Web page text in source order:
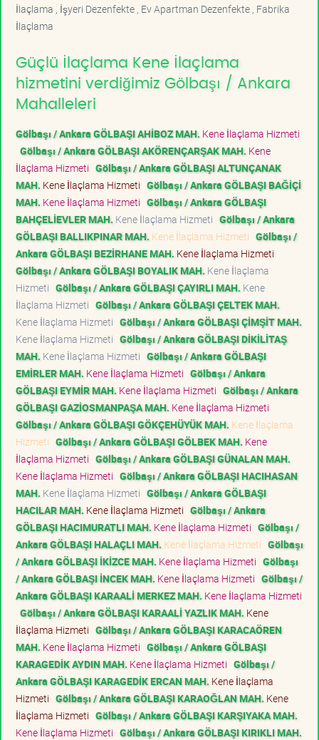
İlaçlama , İşyeri Dezenfekte , Ev Apartman Dezenfekte , Fabrika
İlaçlama
Güçlü İlaçlama Kene İlaçlama
hizmetini verdiğimiz Gölbaşı / Ankara
Mahalleleri
Gölbaşı / Ankara GÖLBAŞI AHİBOZ MAH. Kene İlaçlama Hizmeti
Gölbaşı / Ankara GÖLBAŞI AKÖRENÇARŞAK MAH. Kene
İlaçlama Hizmeti Gölbaşı / Ankara GÖLBAŞI ALTUNÇANAK
MAH. Kene İlaçlama Hizmeti Gölbaşı / Ankara GÖLBAŞI BAĞİÇİ
MAH. Kene İlaçlama Hizmeti Gölbaşı / Ankara GÖLBAŞI
BAHÇELİEVLER MAH. Kene İlaçlama Hizmeti Gölbaşı / Ankara
GÖLBAŞI BALLIKPINAR MAH. Kene İlaçlama Hizmeti Gölbaşı /
Ankara GÖLBAŞI BEZİRHANE MAH. Kene İlaçlama Hizmeti
Gölbaşı / Ankara GÖLBAŞI BOYALIK MAH. Kene İlaçlama
Hizmeti Gölbaşı / Ankara GÖLBAŞI ÇAYIRLI MAH. Kene
İlaçlama Hizmeti Gölbaşı / Ankara GÖLBAŞI ÇELTEK MAH.
Kene İlaçlama Hizmeti Gölbaşı / Ankara GÖLBAŞI ÇİMŞİT MAH.
Kene İlaçlama Hizmeti Gölbaşı / Ankara GÖLBAŞI DİKİLİTAŞ
MAH. Kene İlaçlama Hizmeti Gölbaşı / Ankara GÖLBAŞI
EMİRLER MAH. Kene İlaçlama Hizmeti Gölbaşı / Ankara
GÖLBAŞI EYMİR MAH. Kene İlaçlama Hizmeti Gölbaşı / Ankara
GÖLBAŞI GAZİOSMANPAŞA MAH. Kene İlaçlama Hizmeti
Gölbaşı / Ankara GÖLBAŞI GÖKÇEHÜYÜK MAH. Kene İlaçlama
Hizmeti Gölbaşı / Ankara GÖLBAŞI GÖLBEK MAH. Kene
İlaçlama Hizmeti Gölbaşı / Ankara GÖLBAŞI GÜNALAN MAH.
Kene İlaçlama Hizmeti Gölbaşı / Ankara GÖLBAŞI HACIHASAN
MAH. Kene İlaçlama Hizmeti Gölbaşı / Ankara GÖLBAŞI
HACILAR MAH. Kene İlaçlama Hizmeti Gölbaşı / Ankara
GÖLBAŞI HACIMURATLI MAH. Kene İlaçlama Hizmeti Gölbaşı /
Ankara GÖLBAŞI HALAÇLI MAH. Kene İlaçlama Hizmeti Gölbaşı
/ Ankara GÖLBAŞI İKİZCE MAH. Kene İlaçlama Hizmeti Gölbaşı
/ Ankara GÖLBAŞI İNCEK MAH. Kene İlaçlama Hizmeti Gölbaşı /
Ankara GÖLBAŞI KARAALİ MERKEZ MAH. Kene İlaçlama Hizmeti
Gölbaşı / Ankara GÖLBAŞI KARAALİ YAZLIK MAH. Kene
İlaçlama Hizmeti Gölbaşı / Ankara GÖLBAŞI KARACAÖREN
MAH. Kene İlaçlama Hizmeti Gölbaşı / Ankara GÖLBAŞI
KARAGEDİK AYDIN MAH. Kene İlaçlama Hizmeti Gölbaşı /
Ankara GÖLBAŞI KARAGEDİK ERCAN MAH. Kene İlaçlama
Hizmeti Gölbaşı / Ankara GÖLBAŞI KARAOĞLAN MAH. Kene
İlaçlama Hizmeti Gölbaşı / Ankara GÖLBAŞI KARŞIYAKA MAH.
Kene İlaçlama Hizmeti Gölbaşı / Ankara GÖLBAŞI KIRIKLI MAH.